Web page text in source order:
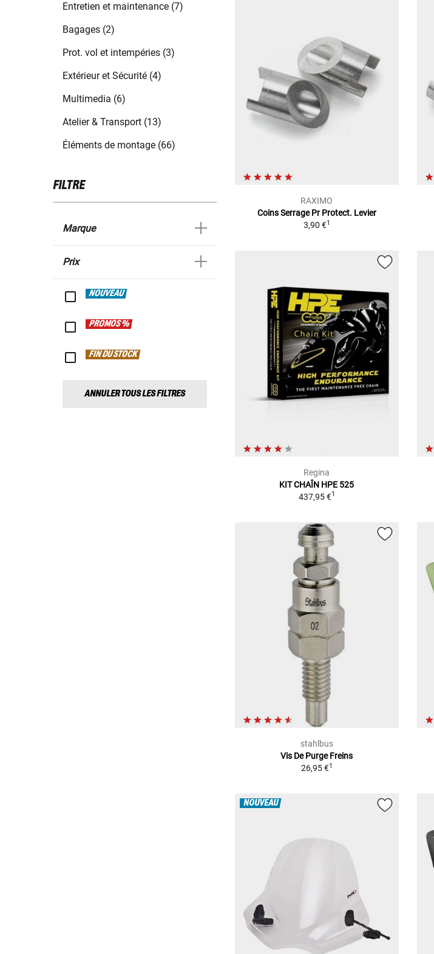
Entretien et maintenance (7)
Bagages (2)
Prot. vol et intempéries (3)
Extérieur et Sécurité (4)
Multimedia (6)
Atelier & Transport (13)
Éléments de montage (66)
FILTRE
Marque
Prix
NOUVEAU
PROMOS %
FIN DU STOCK
ANNULER TOUS LES FILTRES
RAXIMO
Coins Serrage Pr Protect. Levier
3,90 €1
Regina
KIT CHAÎN HPE 525
437,95 €1
stahlbus
Vis De Purge Freins
26,95 €1
NOUVEAU